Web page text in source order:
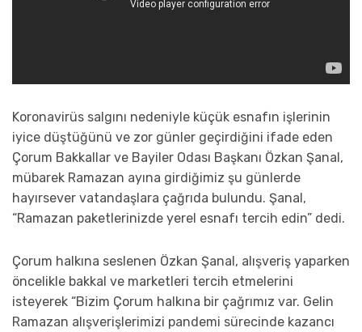
Koronavirüs salgını nedeniyle küçük esnafın işlerinin
iyice düştüğünü ve zor günler geçirdiğini ifade eden
Çorum Bakkallar ve Bayiler Odası Başkanı Özkan Şanal,
mübarek Ramazan ayına girdiğimiz şu günlerde
hayırsever vatandaşlara çağrıda bulundu. Şanal,
“Ramazan paketlerinizde yerel esnafı tercih edin” dedi.
Çorum halkına seslenen Özkan Şanal, alışveriş yaparken
öncelikle bakkal ve marketleri tercih etmelerini
isteyerek “Bizim Çorum halkına bir çağrımız var. Gelin
Ramazan alışverişlerimizi pandemi sürecinde kazancı